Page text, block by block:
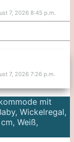
7, 2026 8:45 p.m.
7, 2026 7:26 p.m.
mit
Wickelregal,
Weiß,